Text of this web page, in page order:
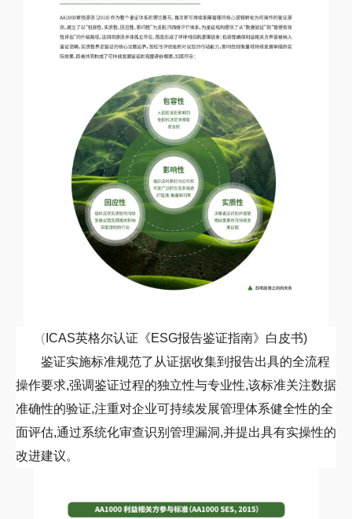
( ICAS英格尔认证《ESG报告鉴证指南》白皮书)
鉴证实施标准规范了从证据收集到报告出具的全流程
操作要求,强调鉴证过程的独立性与专业性,该标准关注数据
准确性的验证,注重对企业可持续发展管理体系健全性的全
面评估,通过系统化审查识别管理漏洞,并提出具有实操性的
改进建议。